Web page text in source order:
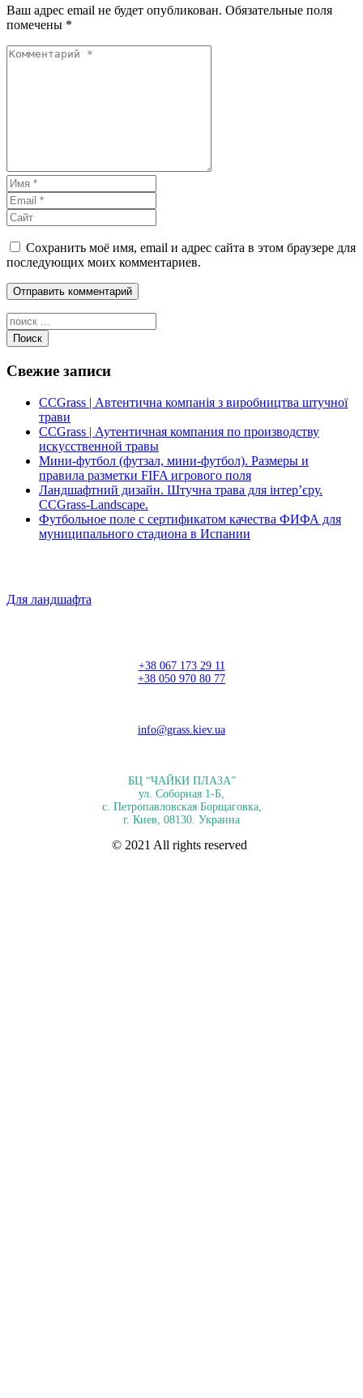
Ваш адрес email не будет опубликован. Обязательные поля
помечены *
Сохранить моё имя, email и адрес сайта в этом браузере для
последующих моих комментариев.
Поиск
Свежие записи
CCGrass | Автентична компанія з виробництва штучної
трави
CCGrass | Аутентичная компания по производству
искусственной травы
Мини-футбол (футзал, мини-футбол). Размеры и
правила разметки FIFA игрового поля
Ландшафтний дизайн. Штучна трава для інтер’єру.
CCGrass-Landscape.
Футбольное поле с сертификатом качества ФИФА для
муниципального стадиона в Испании
Для ландшафта
+38 067 173 29 11
+38 050 970 80 77
info@grass.kiev.ua
БЦ “ЧАЙКИ ПЛАЗА”
ул. Соборная 1-Б,
с. Петропавловская Борщаговка,
г. Киев, 08130. Украина
© 2021 All rights reserved